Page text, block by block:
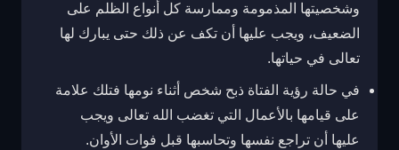
وشخصيتها المذمومة وممارسة كل أنواع الظلم على
الضعيف، ويجب عليها أن تكف عن ذلك حتى يبارك لها
تعالى في حياتها.
في حالة رؤية الفتاة ذبح شخص أثناء نومها فتلك علامة
على قيامها بالأعمال التي تغضب الله تعالى ويجب
عليها أن تراجع نفسها وتحاسبها قبل فوات الأوان.